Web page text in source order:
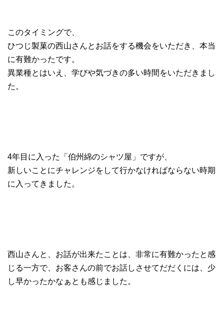
このタイミングで、
ひつじ製菓の西山さんとお話をする機会をいただき、本当
に有難かったです。
異業種とはいえ、学びや気づきの多い時間をいただきまし
た。
4年目に入った「伯州綿のシャツ屋」ですが、
新しいことにチャレンジをして行かなければならない時期
に入ってきました。
西山さんと、お話が出来たことは、非常に有難かったと感
じる一方で、お客さんの前でお話しさせてだだくには、少
し早かったかなぁとも感じました。